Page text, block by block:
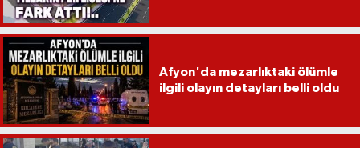
Afyon'da mezarlıktaki ölümle
ilgili olayın detayları belli oldu